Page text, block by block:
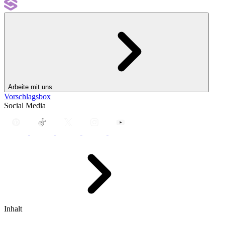
Arbeite mit uns
Vorschlagsbox
Social Media
Inhalt